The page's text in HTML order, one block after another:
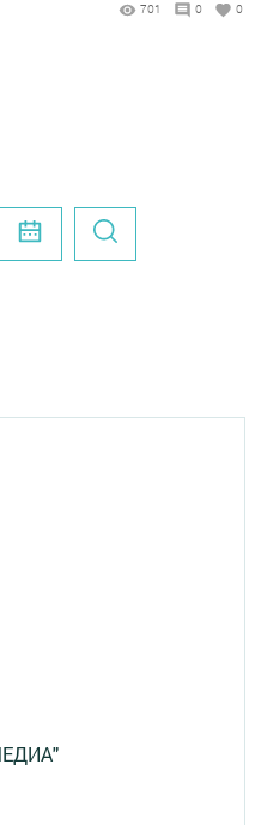
701 0 0